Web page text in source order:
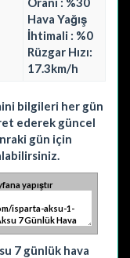
Hava Yağış
İhtimali : %0
Rüzgar Hızı:
17.3km/h
bilgileri her gün
ederek güncel
gün için
yapıştır
7 günlük hava